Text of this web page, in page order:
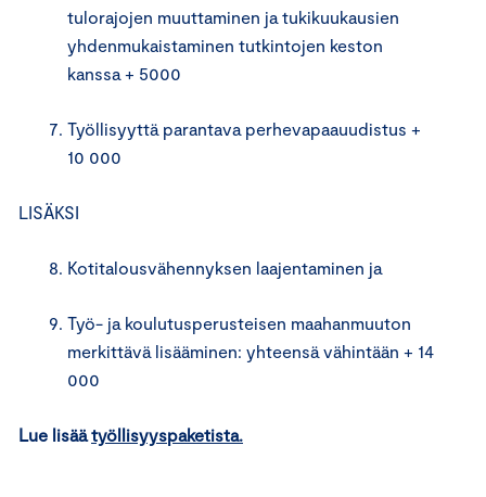
tulorajojen muuttaminen ja tukikuukausien
yhdenmukaistaminen tutkintojen keston
kanssa + 5000
Työllisyyttä parantava perhevapaauudistus +
10 000
LISÄKSI
Kotitalousvähennyksen laajentaminen ja
Työ- ja koulutusperusteisen maahanmuuton
merkittävä lisääminen: yhteensä vähintään + 14
000
Lue lisäätyöllisyyspaketista.